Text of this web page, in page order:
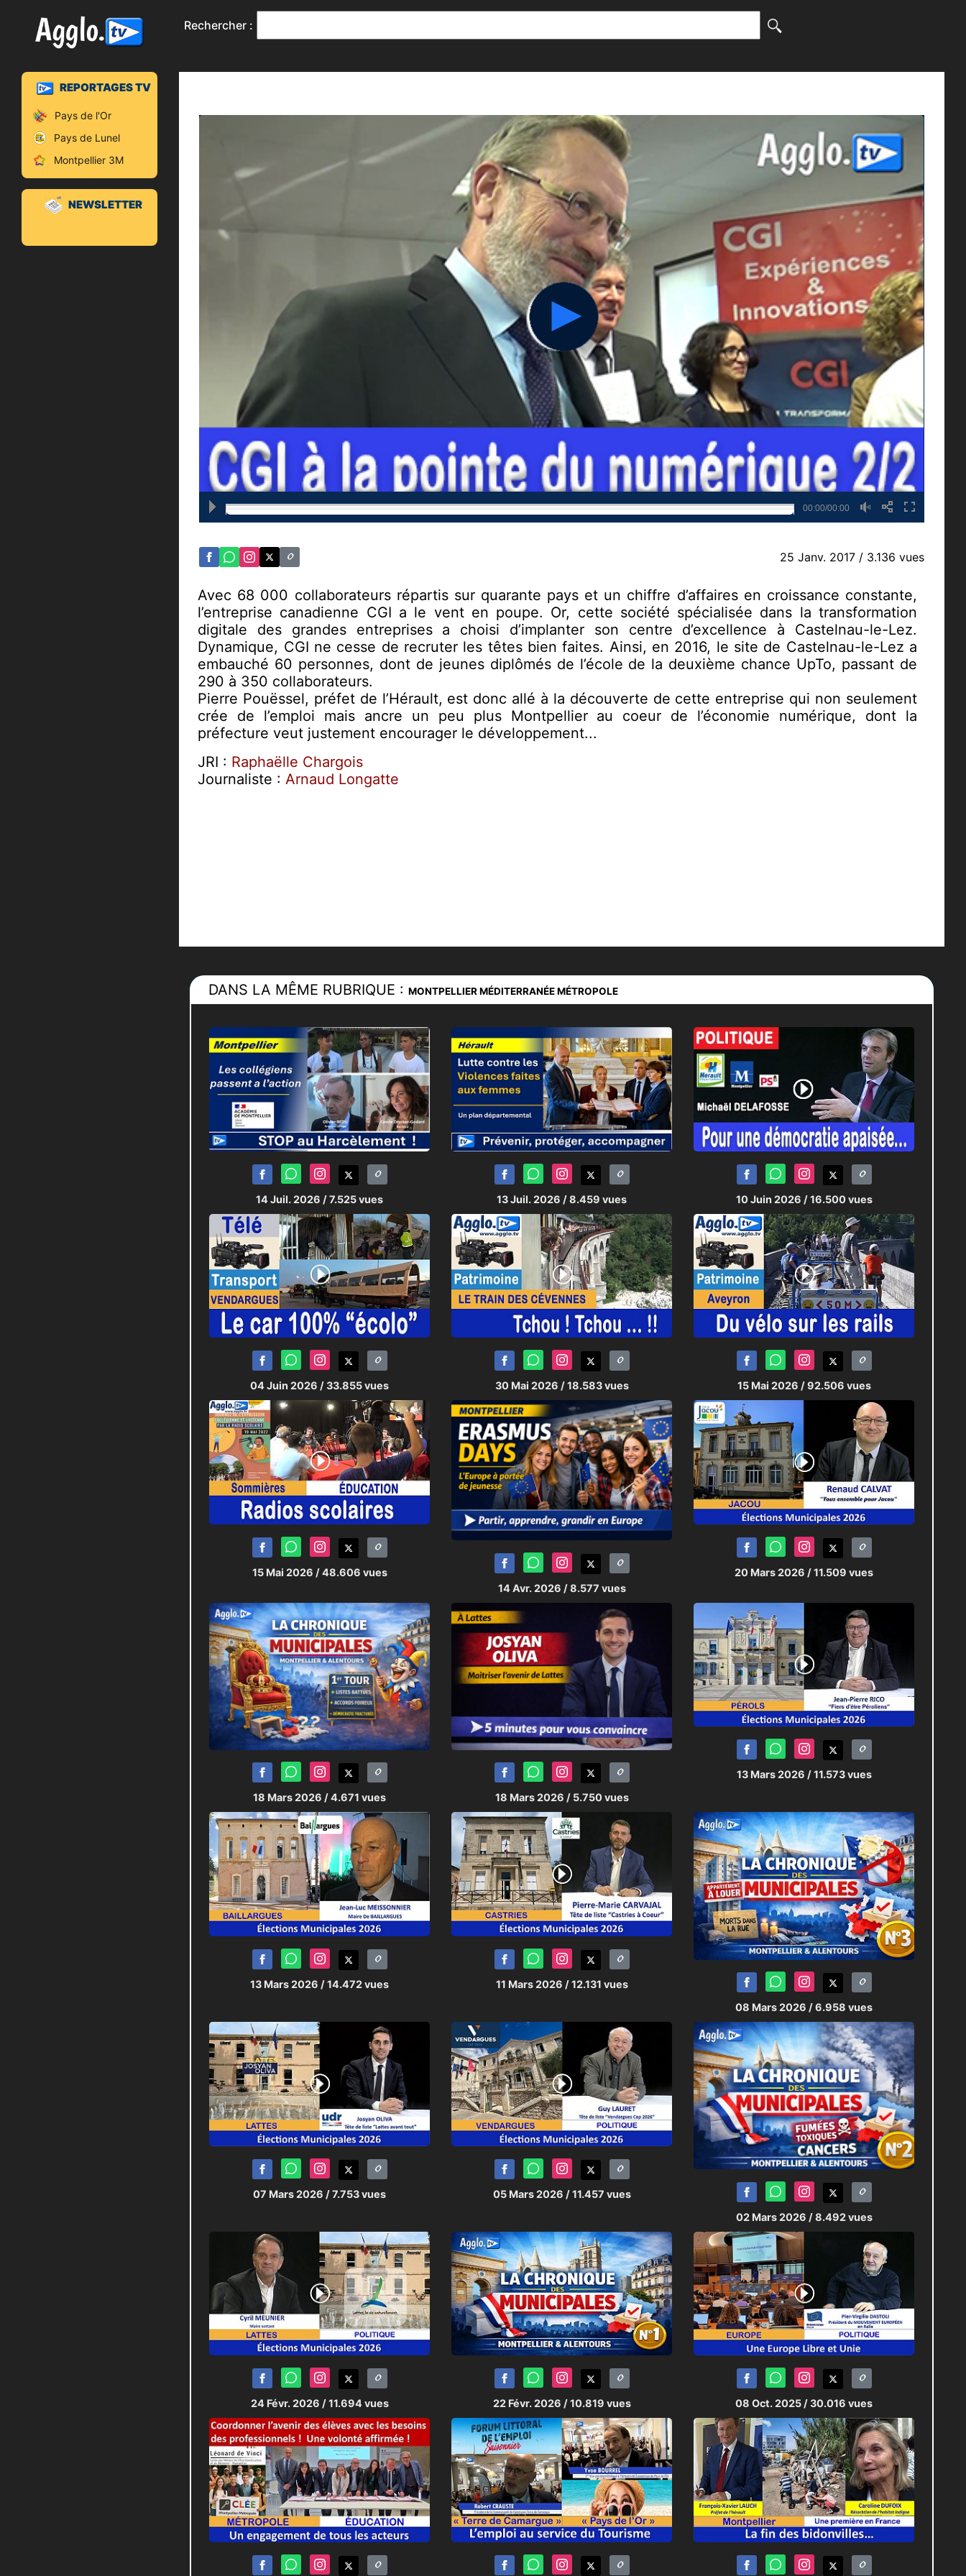
[()]
Rechercher :
REPORTAGES TV
Pays de l'Or
Pays de Lunel
Montpellier 3M
NEWSLETTER
00:00/00:00
25 Janv. 2017 / 3.136 vues
Avec 68 000 collaborateurs répartis sur quarante pays et un chiffre d’affaires en croissance constante,
l’entreprise canadienne CGI a le vent en poupe. Or, cette société spécialisée dans la transformation
digitale des grandes entreprises a choisi d’implanter son centre d’excellence à Castelnau-le-Lez.
Dynamique, CGI ne cesse de recruter les têtes bien faites. Ainsi, en 2016, le site de Castelnau-le-Lez a
embauché 60 personnes, dont de jeunes diplômés de l’école de la deuxième chance UpTo, passant de
290 à 350 collaborateurs.
Pierre Pouëssel, préfet de l’Hérault, est donc allé à la découverte de cette entreprise qui non seulement
crée de l’emploi mais ancre un peu plus Montpellier au coeur de l’économie numérique, dont la
préfecture veut justement encourager le développement...
JRI : Raphaëlle Chargois
Journaliste :Arnaud Longatte
DANS LA MÊME RUBRIQUE :MONTPELLIER MÉDITERRANÉE MÉTROPOLE
14 Juil. 2026 / 7.525 vues 13 Juil. 2026 / 8.459 vues 10 Juin 2026 / 16.500 vues
04 Juin 2026 / 33.855 vues 30 Mai 2026 / 18.583 vues 15 Mai 2026 / 92.506 vues
15 Mai 2026 / 48.606 vues
14 Avr. 2026 / 8.577 vues
20 Mars 2026 / 11.509 vues
18 Mars 2026 / 4.671 vues 18 Mars 2026 / 5.750 vues
13 Mars 2026 / 11.573 vues
13 Mars 2026 / 14.472 vues 11 Mars 2026 / 12.131 vues
08 Mars 2026 / 6.958 vues
07 Mars 2026 / 7.753 vues 05 Mars 2026 / 11.457 vues
02 Mars 2026 / 8.492 vues
24 Févr. 2026 / 11.694 vues 22 Févr. 2026 / 10.819 vues 08 Oct. 2025 / 30.016 vues